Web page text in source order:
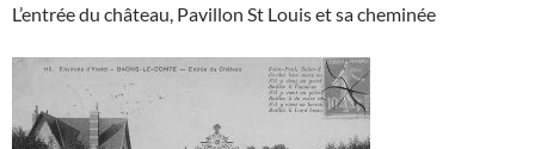
L’entrée du château, Pavillon St Louis et sa cheminée